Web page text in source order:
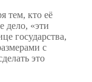
тем, кто её
дело, «эти
государства,
с
это